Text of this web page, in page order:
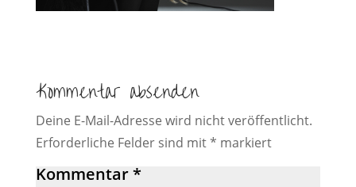
Kommentar absenden
Deine E-Mail-Adresse wird nicht veröffentlicht.
Erforderliche Felder sind mit* markiert